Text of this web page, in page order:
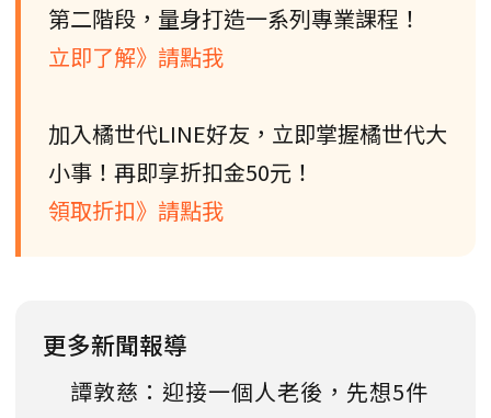
第二階段，量身打造一系列專業課程！
立即了解》請點我
加入橘世代LINE好友，立即掌握橘世代大
小事！再即享折扣金50元！
領取折扣》請點我
更多新聞報導
譚敦慈：迎接一個人老後，先想5件